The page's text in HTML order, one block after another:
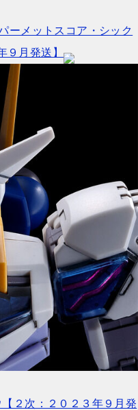
ーメットスコア・シック
９月発送】
２次：２０２３年９月発